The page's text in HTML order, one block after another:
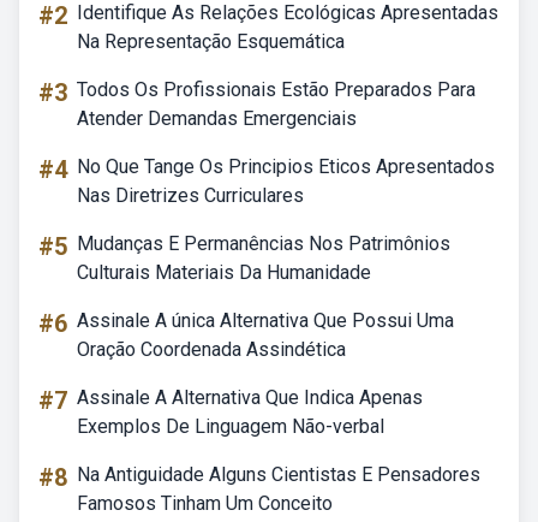
#2 Identifique As Relações Ecológicas Apresentadas
Na Representação Esquemática
#3 Todos Os Profissionais Estão Preparados Para
Atender Demandas Emergenciais
#4 No Que Tange Os Principios Eticos Apresentados
Nas Diretrizes Curriculares
#5 Mudanças E Permanências Nos Patrimônios
Culturais Materiais Da Humanidade
#6 Assinale A única Alternativa Que Possui Uma
Oração Coordenada Assindética
#7 Assinale A Alternativa Que Indica Apenas
Exemplos De Linguagem Não-verbal
#8 Na Antiguidade Alguns Cientistas E Pensadores
Famosos Tinham Um Conceito